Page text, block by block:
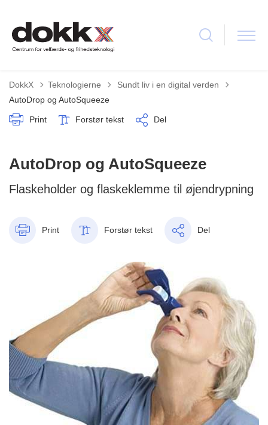
DokkX Teknologierne Tilbage til
Sundt liv i en digital verden
AutoDrop og AutoSqueeze
Print Forstør tekst Del
AutoDrop og AutoSqueeze
Flaskeholder og flaskeklemme til øjendrypning
Print Forstør tekst Del